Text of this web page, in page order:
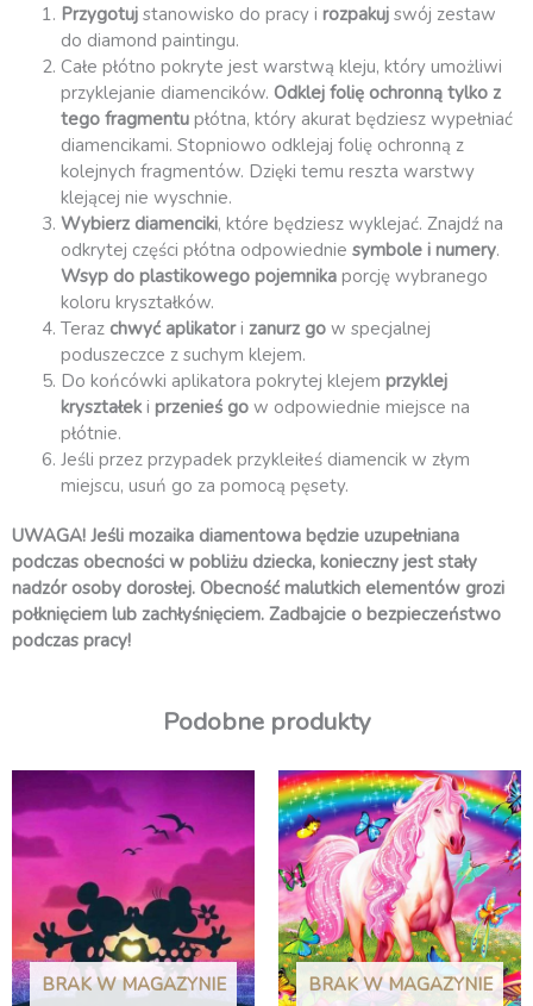
Przygotujstanowisko do pracy irozpakuj swój zestaw
do diamond paintingu.
Całe płótno pokryte jest warstwą kleju, który umożliwi
przyklejanie diamencików. Odklej folię ochronną tylko z
tego fragmentu płótna, który akurat będziesz wypełniać
diamencikami. Stopniowo odklejaj folię ochronną z
kolejnych fragmentów. Dzięki temu reszta warstwy
klejącej nie wyschnie.
Wybierz diamenciki, które będziesz wyklejać. Znajdź na
odkrytej części płótna odpowiedniesymbole i numery.
Wsyp do plastikowego pojemnika porcję wybranego
koloru kryształków.
Teraz chwyć aplikatori zanurz gow specjalnej
poduszeczce z suchym klejem.
Do końcówki aplikatora pokrytej klejemprzyklej
kryształekiprzenieś go w odpowiednie miejsce na
płótnie.
Jeśli przez przypadek przykleiłeś diamencik w złym
miejscu, usuń go za pomocą pęsety.
UWAGA! Jeśli mozaika diamentowa będzie uzupełniana
podczas obecności w pobliżu dziecka, konieczny jest stały
nadzór osoby dorosłej. Obecność malutkich elementów grozi
połknięciem lub zachłyśnięciem. Zadbajcie o bezpieczeństwo
podczas pracy!
Podobne produkty
BRAK W MAGAZYNIE BRAK W MAGAZYNIE